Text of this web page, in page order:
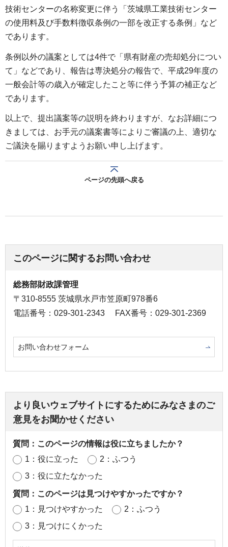
技術センターの名称変更に伴う「茨城県工業技術センター
の使用料及び手数料徴収条例の一部を改正する条例」など
であります。
条例以外の議案としては4件で「県有財産の売却処分につい
て」などであり、報告は専決処分の報告で、平成29年度の
一般会計等の歳入が確定したこと等に伴う予算の補正など
であります。
以上で、提出議案等の説明を終わりますが、なお詳細につ
きましては、お手元の議案書等によりご審議の上、適切な
ご議決を賜りますようお願い申し上げます。
ページの先頭へ戻る
このページに関するお問い合わせ
総務部財政課管理
〒310-8555 茨城県水戸市笠原町978番6
電話番号：029-301-2343
FAX番号：029-301-2369
お問い合わせフォーム
より良いウェブサイトにするためにみなさまのご
意見をお聞かせください
質問：このページの情報は役に立ちましたか？
1：役に立った
2：ふつう
3：役に立たなかった
質問：このページは見つけやすかったですか？
1：見つけやすかった
2：ふつう
3：見つけにくかった